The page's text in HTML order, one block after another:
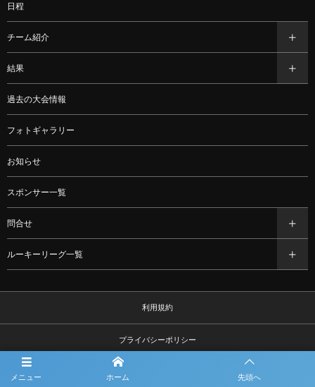
メニュー ホーム 先頭へ
日程
チーム紹介
結果
過去の大会情報
フォトギャラリー
お知らせ
スポンサー一覧
問合せ
ルーキーリーグ一覧
利用規約
プライバシーポリシー